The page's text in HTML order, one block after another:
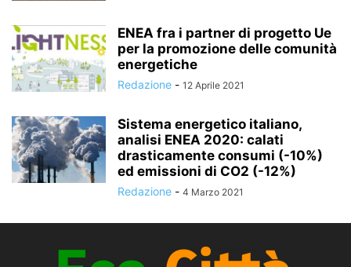
ENEA fra i partner di progetto Ue
per la promozione delle comunità
energetiche
Redazione - 12 Aprile 2021
Sistema energetico italiano,
analisi ENEA 2020: calati
drasticamente consumi (-10%)
ed emissioni di CO2 (-12%)
Redazione - 4 Marzo 2021